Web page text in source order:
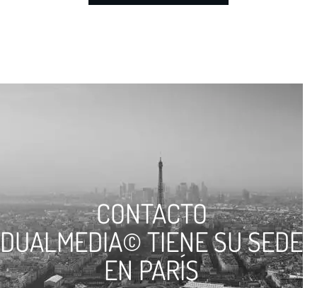
CONTACTO
DUALMEDIA© TIENE SU SEDE
EN PARÍS